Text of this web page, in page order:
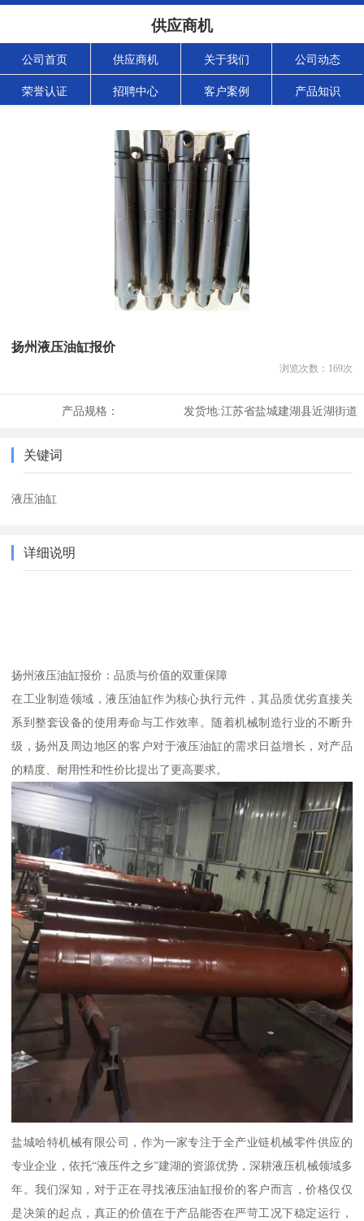
供应商机
公司首页 供应商机 关于我们 公司动态
荣誉认证 招聘中心 客户案例 产品知识
扬州液压油缸报价
浏览次数： 169次
产品规格： 发货地:江苏省盐城建湖县近湖街道
关键词
液压油缸
详细说明
扬州液压油缸报价：品质与价值的双重保障
在工业制造领域，液压油缸作为核心执行元件，其品质优劣直接关
系到整套设备的使用寿命与工作效率。随着机械制造行业的不断升
级，扬州及周边地区的客户对于液压油缸的需求日益增长，对产品
的精度、耐用性和性价比提出了更高要求。
盐城哈特机械有限公司，作为一家专注于全产业链机械零件供应的
专业企业，依托“液压件之乡”建湖的资源优势，深耕液压机械领域多
年。我们深知，对于正在寻找液压油缸报价的客户而言，价格仅仅
是决策的起点，真正的价值在于产品能否在严苛工况下稳定运行，